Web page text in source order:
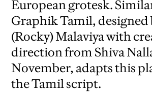
European grotesk.
Graphik Tamil, designed
(Rocky) Malaviya with
direction from Shiva
November, adapts this
the Tamil script.